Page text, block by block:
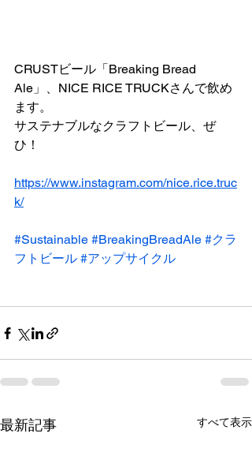
CRUSTビール「Breaking Bread
Ale」、NICE RICE TRUCKさんで飲め
ます。
サステナブルなクラフトビール、ぜ
ひ！
https://www.instagram.com/nice.rice.truc
k/
#Sustainable #BreakingBreadAle #クラ
フトビール #アップサイクル
最新記事 すべて表示